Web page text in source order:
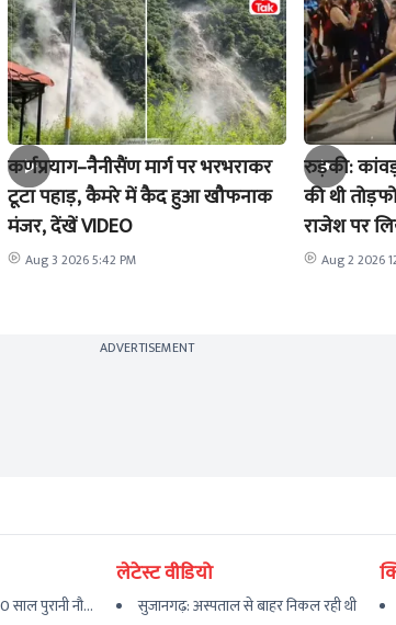
कर्णप्रयाग–नैनीसैंण मार्ग पर भरभराकर
टूटा पहाड़, कैमरे में कैद हुआ खौफनाक
मंजर, देंखें VIDEO
Aug 3 2026 5:42 PM
रुड़की:
की थी
राजेश पर
Aug 2 2026
ADVERTISEMENT
पुरानी नौ...
लेटेस्ट वीडियो
सुजानगढ़: अस्पताल से बाहर निकल रही थी